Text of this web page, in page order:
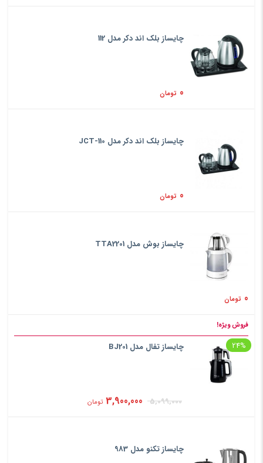
چایساز بلک اند دکر مدل 112
0 تومان
چایساز بلک اند دکر مدل JCT-110
0 تومان
چایساز بوش مدل TTA2201
0 تومان
فروش ویژه!
چایساز تفال مدل BJ201 24%
5,099,000
3,900,000 تومان
چایساز تکنو مدل 983